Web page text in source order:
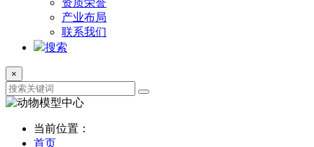
资质荣誉
产业布局
联系我们
搜索
×
当前位置：
首页